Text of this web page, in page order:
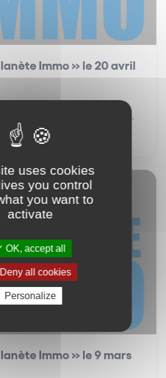
Immo » le 20 avril
Animateur d'écosystèmes
et Vinci Facilities sont
organisé par MDC avec
le jeudi 20 avril 2017 à Paris
Paris – La métropole du…
minute(s) de lecture
Immo » le 9 mars
uses cookies
you control
you want to
activate
OK, accept all
Deny all cookies
Personalize